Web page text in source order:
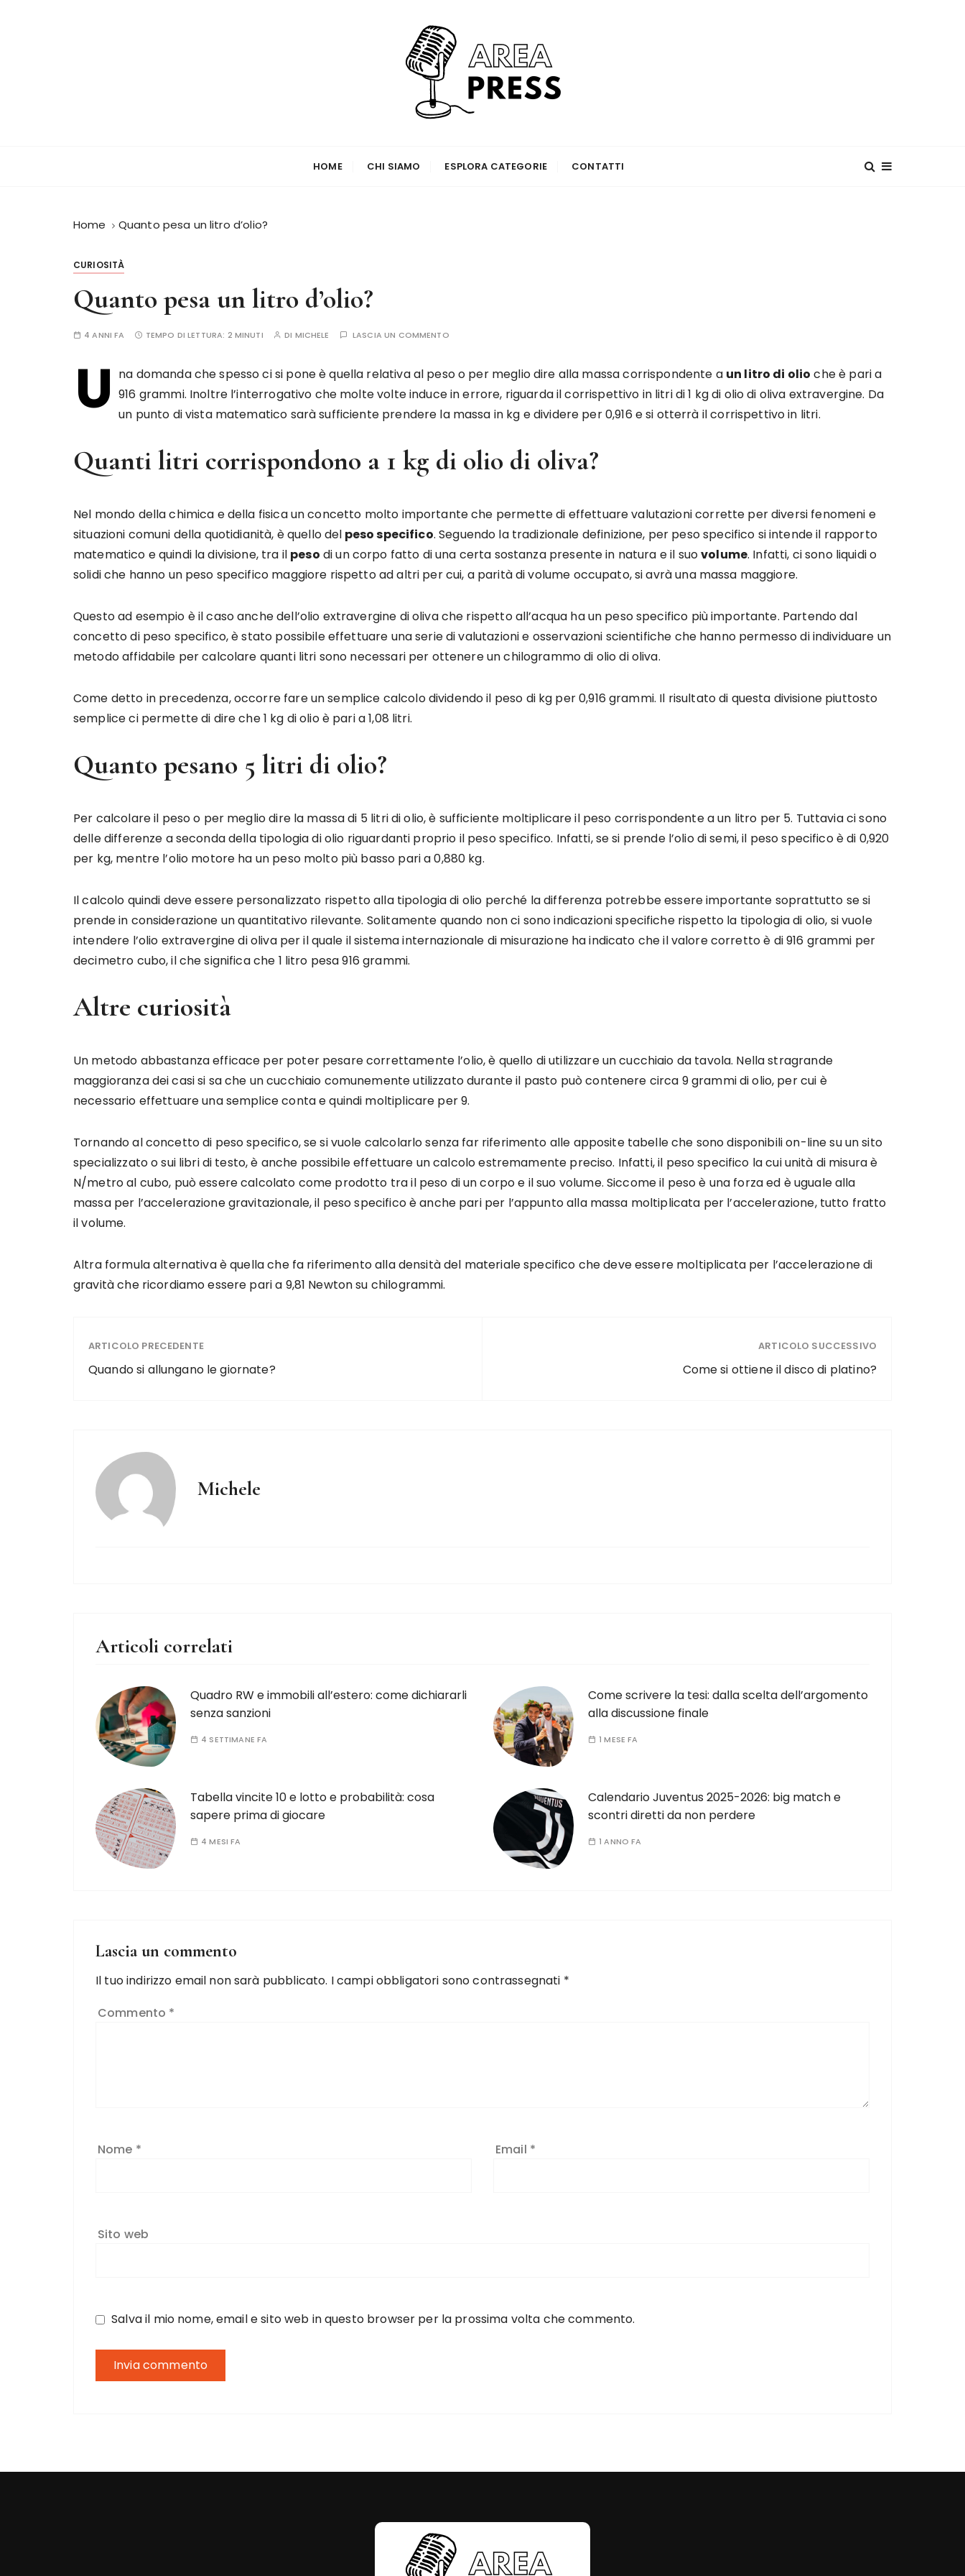
HOME CHI SIAMO ESPLORA CATEGORIE CONTATTI
Home Quanto pesa un litro d’olio?
CURIOSITÀ
Quanto pesa un litro d’olio?
4 ANNI FA TEMPO DI LETTURA: 2 MINUTI DI MICHELE LASCIA UN COMMENTO
U na domanda che spesso ci si pone è quella relativa al peso o per meglio dire alla massa corrispondente a un litro di olio che è pari a
916 grammi. Inoltre l’interrogativo che molte volte induce in errore, riguarda il corrispettivo in litri di 1 kg di olio di oliva extravergine. Da
un punto di vista matematico sarà sufficiente prendere la massa in kg e dividere per 0,916 e si otterrà il corrispettivo in litri.
Quanti litri corrispondono a 1 kg di olio di oliva?
Nel mondo della chimica e della fisica un concetto molto importante che permette di effettuare valutazioni corrette per diversi fenomeni e
situazioni comuni della quotidianità, è quello del peso specifico. Seguendo la tradizionale definizione, per peso specifico si intende il rapporto
matematico e quindi la divisione, tra il peso di un corpo fatto di una certa sostanza presente in natura e il suovolume. Infatti, ci sono liquidi o
solidi che hanno un peso specifico maggiore rispetto ad altri per cui, a parità di volume occupato, si avrà una massa maggiore.
Questo ad esempio è il caso anche dell’olio extravergine di oliva che rispetto all’acqua ha un peso specifico più importante. Partendo dal
concetto di peso specifico, è stato possibile effettuare una serie di valutazioni e osservazioni scientifiche che hanno permesso di individuare un
metodo affidabile per calcolare quanti litri sono necessari per ottenere un chilogrammo di olio di oliva.
Come detto in precedenza, occorre fare un semplice calcolo dividendo il peso di kg per 0,916 grammi. Il risultato di questa divisione piuttosto
semplice ci permette di dire che 1 kg di olio è pari a 1,08 litri.
Quanto pesano 5 litri di olio?
Per calcolare il peso o per meglio dire la massa di 5 litri di olio, è sufficiente moltiplicare il peso corrispondente a un litro per 5. Tuttavia ci sono
delle differenze a seconda della tipologia di olio riguardanti proprio il peso specifico. Infatti, se si prende l’olio di semi, il peso specifico è di 0,920
per kg, mentre l’olio motore ha un peso molto più basso pari a 0,880 kg.
Il calcolo quindi deve essere personalizzato rispetto alla tipologia di olio perché la differenza potrebbe essere importante soprattutto se si
prende in considerazione un quantitativo rilevante. Solitamente quando non ci sono indicazioni specifiche rispetto la tipologia di olio, si vuole
intendere l’olio extravergine di oliva per il quale il sistema internazionale di misurazione ha indicato che il valore corretto è di 916 grammi per
decimetro cubo, il che significa che 1 litro pesa 916 grammi.
Altre curiosità
Un metodo abbastanza efficace per poter pesare correttamente l’olio, è quello di utilizzare un cucchiaio da tavola. Nella stragrande
maggioranza dei casi si sa che un cucchiaio comunemente utilizzato durante il pasto può contenere circa 9 grammi di olio, per cui è
necessario effettuare una semplice conta e quindi moltiplicare per 9.
Tornando al concetto di peso specifico, se si vuole calcolarlo senza far riferimento alle apposite tabelle che sono disponibili on-line su un sito
specializzato o sui libri di testo, è anche possibile effettuare un calcolo estremamente preciso. Infatti, il peso specifico la cui unità di misura è
N/metro al cubo, può essere calcolato come prodotto tra il peso di un corpo e il suo volume. Siccome il peso è una forza ed è uguale alla
massa per l’accelerazione gravitazionale, il peso specifico è anche pari per l’appunto alla massa moltiplicata per l’accelerazione, tutto fratto
il volume.
Altra formula alternativa è quella che fa riferimento alla densità del materiale specifico che deve essere moltiplicata per l’accelerazione di
gravità che ricordiamo essere pari a 9,81 Newton su chilogrammi.
ARTICOLO PRECEDENTE
Quando si allungano le giornate?
ARTICOLO SUCCESSIVO
Come si ottiene il disco di platino?
Michele
Articoli correlati
Quadro RW e immobili all’estero: come dichiararli
senza sanzioni
4 SETTIMANE FA
Come scrivere la tesi: dalla scelta dell’argomento
alla discussione finale
1 MESE FA
Tabella vincite 10 e lotto e probabilità: cosa
sapere prima di giocare
4 MESI FA
Calendario Juventus 2025-2026: big match e
scontri diretti da non perdere
1 ANNO FA
Lascia un commento
Il tuo indirizzo email non sarà pubblicato. I campi obbligatori sono contrassegnati *
Commento *
Nome * Email *
Sito web
Salva il mio nome, email e sito web in questo browser per la prossima volta che commento.